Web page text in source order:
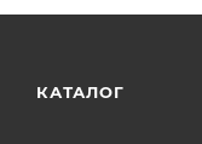
КАТАЛОГ